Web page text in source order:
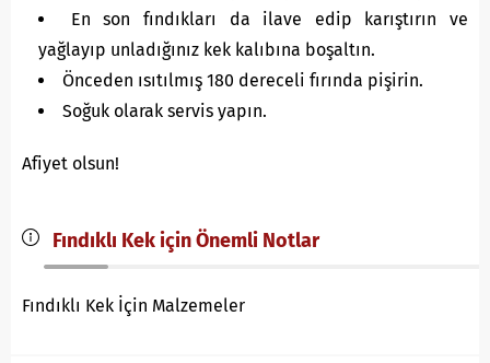
En son fındıkları da ilave edip karıştırın ve
yağlayıp unladığınız kek kalıbına boşaltın.
Önceden ısıtılmış 180 dereceli fırında pişirin.
Soğuk olarak servis yapın.
Afiyet olsun!
Fındıklı Kek için Önemli Notlar
Fındıklı Kek İçin Malzemeler